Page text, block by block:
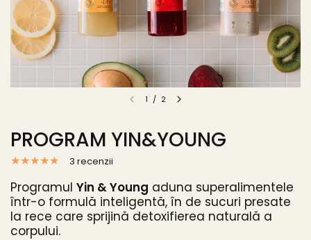
1 / 2
PROGRAM YIN&YOUNG
3 recenzii
ProgramulYin & Young aduna superalimentele
într-o formulă inteligentă, în de sucuri presate
la rece care sprijină detoxifierea naturală a
corpului.